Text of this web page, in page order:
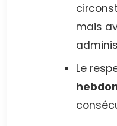
mais
Le